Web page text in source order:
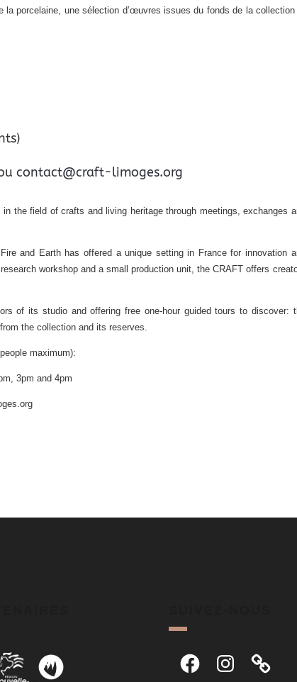
la porcelaine, une sélection d’œuvres issues du fonds de la
contact@craft-limoges.org
the field of crafts and living heritage through meetings, exchanges
and Earth has offered a unique setting in France for innovation
workshop and a small production unit, the CRAFT offers
of its studio and offering free one-hour guided tours to discover:
the collection and its reserves.
maximum):
3pm and 4pm
FacebookInstagram